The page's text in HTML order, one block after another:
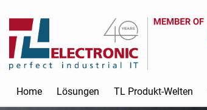
Home Lösungen TL Produkt-Welten